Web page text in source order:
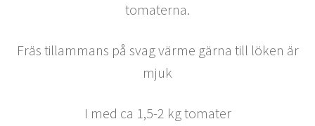
tomaterna.
Fräs tillammans på svag värme gärna till löken är
mjuk
I med ca 1,5-2 kg tomater